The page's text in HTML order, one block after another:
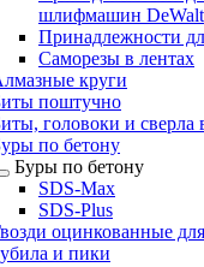
шлифмашин DeWalt
Принадлежности
Саморезы в лентах
круги
поштучно
головоки и сверла
по бетону
Буры по бетону
SDS-Max
SDS-Plus
оцинкованные
и пики